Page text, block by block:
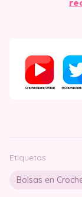
Etiquetas
Bolsas en